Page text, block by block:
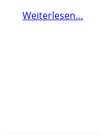
Weiterlesen…